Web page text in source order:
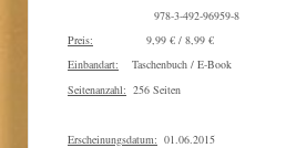
978-3-492-96959-8
Preis: 9,99 € / 8,99 €
Einbandart: Taschenbuch / E-Book
Seitenanzahl: 256 Seiten
Erscheinungsdatum: 01.06.2015